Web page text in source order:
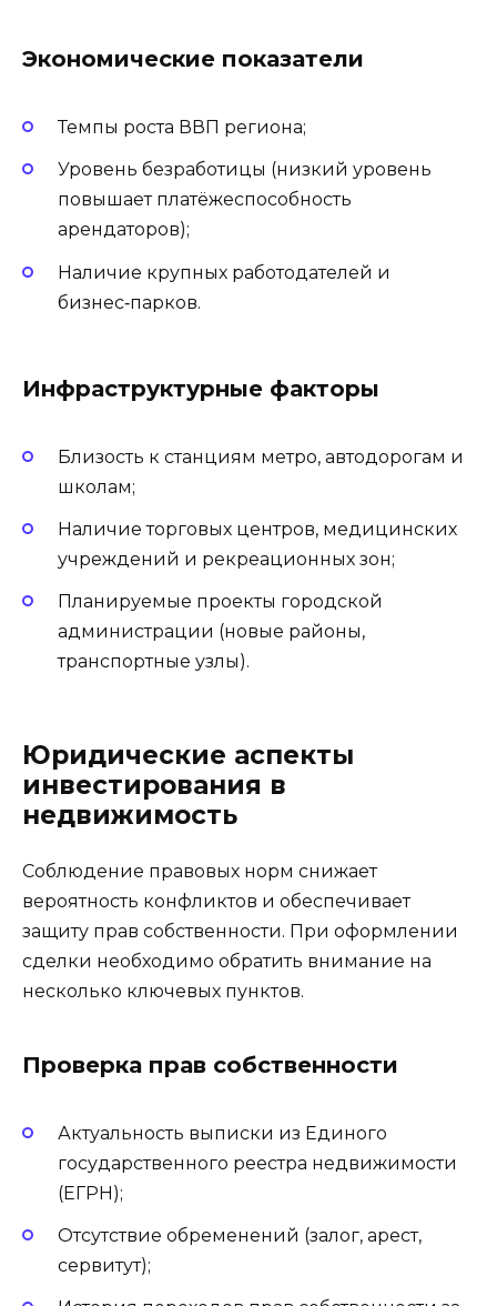
Экономические показатели
Темпы роста ВВП региона;
Уровень безработицы (низкий уровень
повышает платёжеспособность
арендаторов);
Наличие крупных работодателей и
бизнес‑парков.
Инфраструктурные факторы
Близость к станциям метро, автодорогам и
школам;
Наличие торговых центров, медицинских
учреждений и рекреационных зон;
Планируемые проекты городской
администрации (новые районы,
транспортные узлы).
Юридические аспекты
инвестирования в
недвижимость
Соблюдение правовых норм снижает
вероятность конфликтов и обеспечивает
защиту прав собственности. При оформлении
сделки необходимо обратить внимание на
несколько ключевых пунктов.
Проверка прав собственности
Актуальность выписки из Единого
государственного реестра недвижимости
(ЕГРН);
Отсутствие обременений (залог, арест,
сервитут);